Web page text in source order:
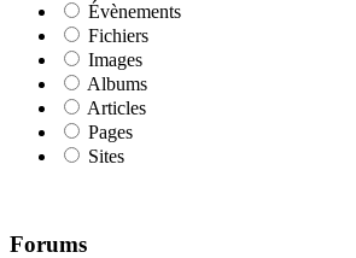
Évènements
Fichiers
Images
Albums
Articles
Pages
Sites
Forums